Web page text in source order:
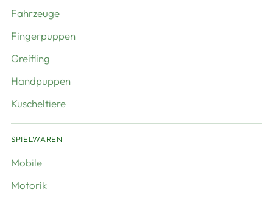
Fahrzeuge
Fingerpuppen
Greifling
Handpuppen
Kuscheltiere
SPIELWAREN
Mobile
Motorik